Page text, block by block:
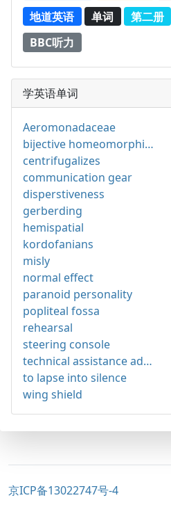
地道英语
单词 第二册
BBC听力
学英语单词
Aeromonadaceae
bijective homeomorphism
centrifugalizes
communication gear
disperstiveness
gerberding
hemispatial
kordofanians
misly
normal effect
paranoid personality
popliteal fossa
rehearsal
steering console
technical assistance administation
to lapse into silence
wing shield
京ICP备13022747号-4